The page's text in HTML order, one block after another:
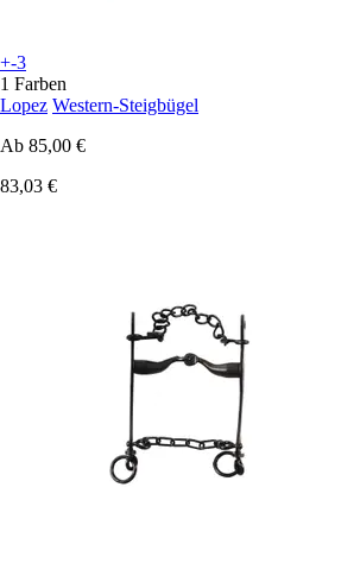
+-3
1 Farben
Lopez Western-Steigbügel
Ab 85,00 €
83,03 €